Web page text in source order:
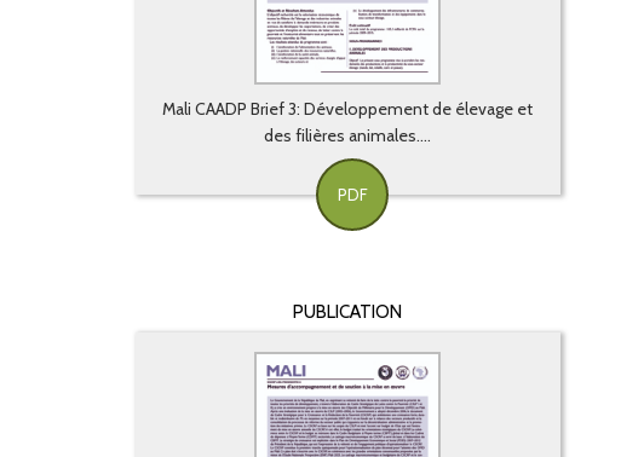
Mali CAADP Brief 3: Développement de élevage et
des filières animales....
PDF
PUBLICATION